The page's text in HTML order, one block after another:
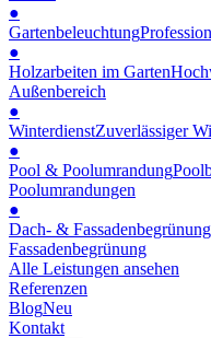
●
Gartenbeleuchtung
●
Holzarbeiten im Garten
Außenbereich
●
WinterdienstZuverlässiger
●
Pool & Poolumrandung
Poolumrandungen
●
Dach- & Fassadenbegrünung
Fassadenbegrünung
Alle Leistungen ansehen
Referenzen
BlogNeu
Kontakt